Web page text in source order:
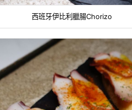
西班牙伊比利臘腸Chorizo